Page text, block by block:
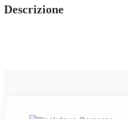
Gomma
Per
Descrizione